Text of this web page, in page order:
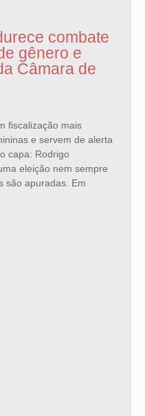
combate
gênero e
Câmara de
fiscalização mais
e servem de alerta
capa: Rodrigo
eleição nem sempre
são apuradas. Em